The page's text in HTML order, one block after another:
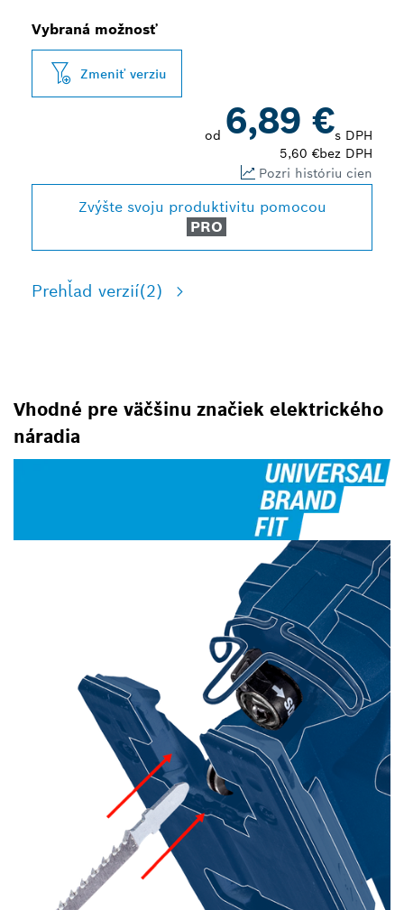
Vybraná možnosť
Zmeniť verziu
od 6,89 €s DPH
5,60 €bez DPH
Pozri históriu cien
Zvýšte svoju produktivitu pomocou
PRO
Prehľad verzií(2)
Vhodné pre väčšinu značiek elektrického
náradia